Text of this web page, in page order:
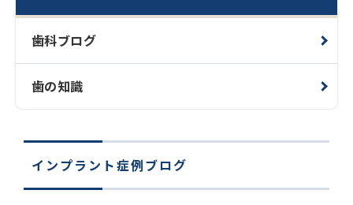
歯科ブログ
歯の知識
インプラント症例ブログ